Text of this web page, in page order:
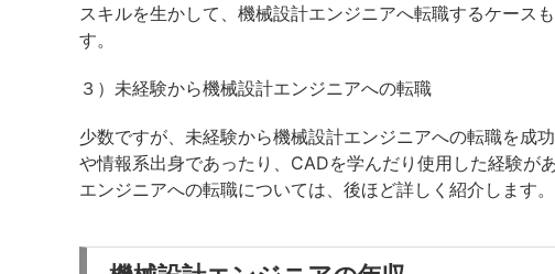
スキルを生かして、機械設計エンジニアへ転職するケース
す。
３）未経験から機械設計エンジニアへの転職
少数ですが、未経験から機械設計エンジニアへの転職を成
や情報系出身であったり、CADを学んだり使用した経験が
エンジニアへの転職については、後ほど詳しく紹介します。